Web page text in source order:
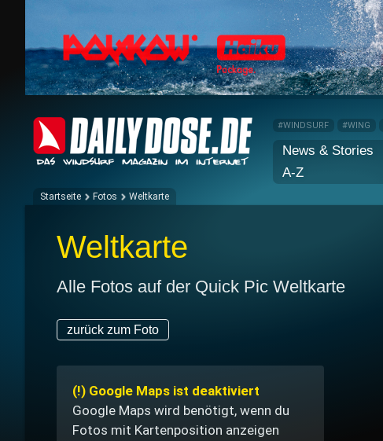
#WINDSURF #WING
News & Stories
A-Z
Startseite Fotos Weltkarte
Weltkarte
Alle Fotos auf der Quick Pic Weltkarte
zurück zum Foto
(!) Google Maps ist deaktiviert
Google Maps wird benötigt, wenn du
Fotos mit Kartenposition anzeigen